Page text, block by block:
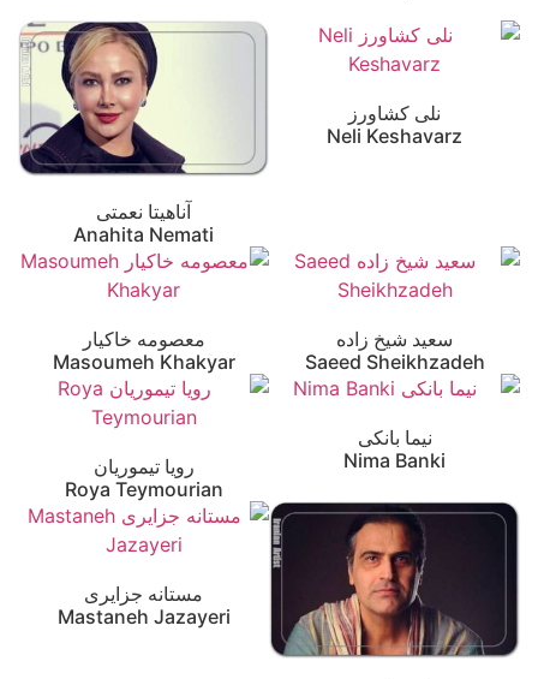
نلی کشاورز
Neli Keshavarz
آناهیتا نعمتی
Anahita Nemati
سعید شیخ زاده
Saeed Sheikhzadeh
معصومه خاکیار
Masoumeh Khakyar
نیما بانکی
Nima Banki
رویا تیموریان
Roya Teymourian
مستانه جزایری
Mastaneh Jazayeri